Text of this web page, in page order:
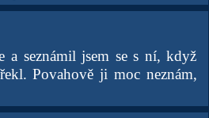
a seznámil jsem se s ní, když
Povahově ji moc neznám,